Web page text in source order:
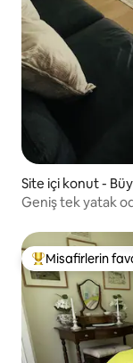
Site içi konut -
Misafirlerin
Misafirlerin